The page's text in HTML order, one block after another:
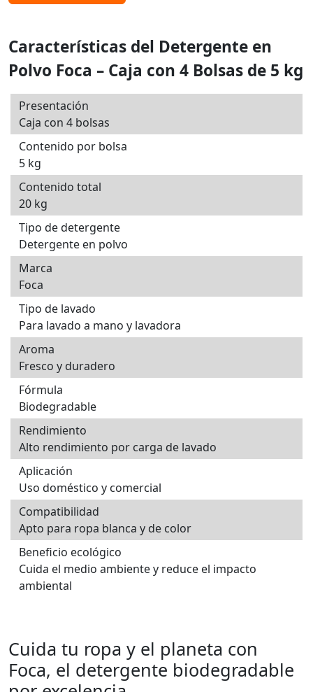
Características del Detergente en
Polvo Foca – Caja con 4 Bolsas de 5 kg
Presentación
Caja con 4 bolsas
Contenido por bolsa
5 kg
Contenido total
20 kg
Tipo de detergente
Detergente en polvo
Marca
Foca
Tipo de lavado
Para lavado a mano y lavadora
Aroma
Fresco y duradero
Fórmula
Biodegradable
Rendimiento
Alto rendimiento por carga de lavado
Aplicación
Uso doméstico y comercial
Compatibilidad
Apto para ropa blanca y de color
Beneficio ecológico
Cuida el medio ambiente y reduce el impacto
ambiental
Cuida tu ropa y el planeta con
Foca, el detergente biodegradable